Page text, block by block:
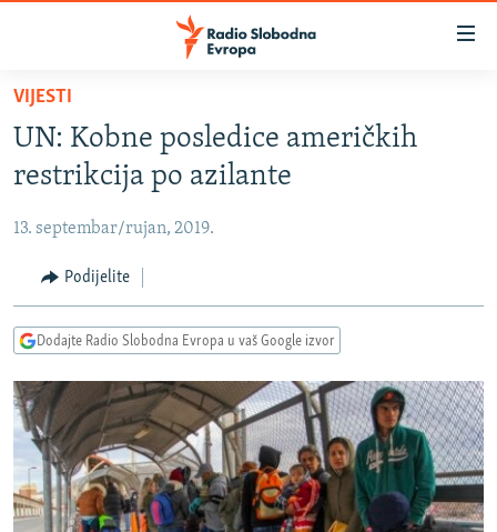
Pređite
glavni
sadržaj
na
navigaciju
Pređite
na
BOSNA I HERCEGOVINA
KOSOVO
CRNA GORA
VIDEO
FOTOGALERIJE
INFOGRAFIKE
PODCASTI
RAT U UKRAJINI
KINA NA BALKANU
RSE PRIČE IZ SVIJETA
ISPRIČAJ MI
VIJESTI
UN: Kobne posledice američkih
restrikcija po azilante
13. septembar/rujan, 2019.
Podijelite
Dodajte Radio Slobodna Evropa u vaš Google izvor